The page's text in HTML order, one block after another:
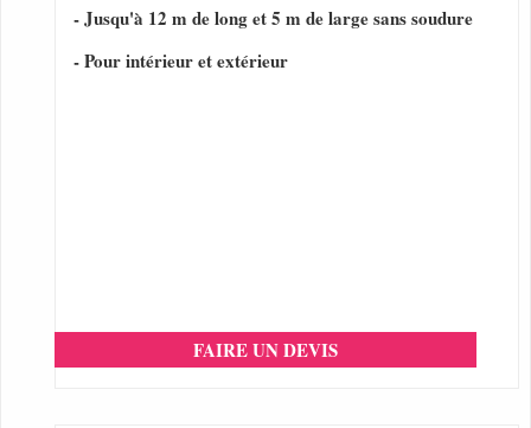
- Jusqu'à 12 m de long et 5 m de large sans soudure
- Pour intérieur et extérieur
FAIRE UN DEVIS